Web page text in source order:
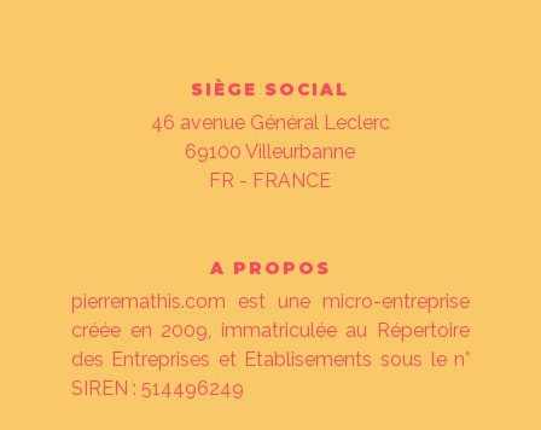
SIÈGE SOCIAL
46 avenue Général Leclerc
69100 Villeurbanne
FR - FRANCE
A PROPOS
pierremathis.com est une micro-entreprise
créée en 2009, immatriculée au Répertoire
des Entreprises et Etablisements sous le n°
SIREN : 514496249